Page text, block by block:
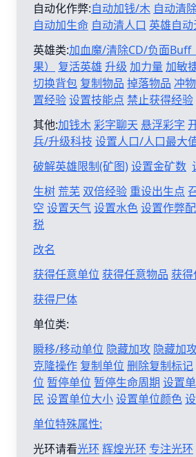
自动化作弊:自动加钱/木 自动清
自动加生命 自动清人口 英雄自
英雄类:加血魔/清除CD/负面Buff
果）
复活英雄 升级 加力量 加敏
切换背包 复制物品 掉落物品 冲
置经验设置技能点 禁止获得经验
其他:加钱木彩字聊天 悬浮彩字
兵/升级科技 设置人口/人口最大
破解英雄限制(矿图)设置金矿数
生树 荒芜 双倍经验 重设出生点
空 设置天气设置水色设置作弊
税
改名
获得任意单位 获得任意物品 获
获得尸体
单位类:
瞬移/移动单位 隐藏加攻 隐藏加
克隆操作 复制单位 删除复制标记
位 暂停单位 暂停生命周期 设置
民 设置单位大小设置单位颜色
单位特殊属性:
光环请看光环 辉煌光环 专注光环